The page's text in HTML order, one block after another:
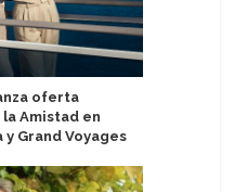
oferta
Amistad en
Grand Voyages